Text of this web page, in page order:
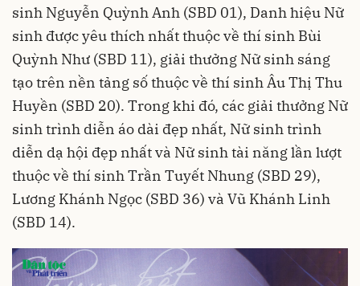
sinh Nguyễn Quỳnh Anh (SBD 01), Danh hiệu Nữ
sinh được yêu thích nhất thuộc về thí sinh Bùi
Quỳnh Như (SBD 11), giải thưởng Nữ sinh sáng
tạo trên nền tảng số thuộc về thí sinh Âu Thị Thu
Huyền (SBD 20). Trong khi đó, các giải thưởng Nữ
sinh trình diễn áo dài đẹp nhất, Nữ sinh trình
diễn dạ hội đẹp nhất và Nữ sinh tài năng lần lượt
thuộc về thí sinh Trần Tuyết Nhung (SBD 29),
Lương Khánh Ngọc (SBD 36) và Vũ Khánh Linh
(SBD 14).